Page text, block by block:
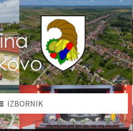
IZBORNIK